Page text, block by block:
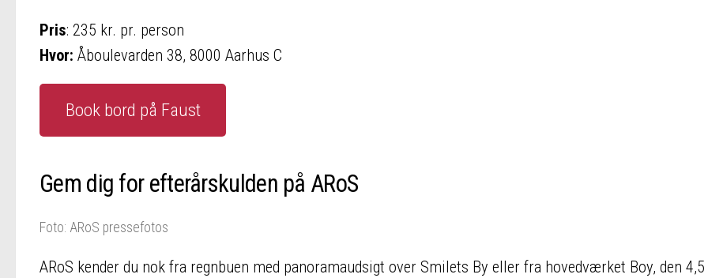
Pris: 235 kr. pr. person
Hvor: Åboulevarden 38, 8000 Aarhus C
Book bord på Faust
Gem dig for efterårskulden på ARoS
Foto: ARoS pressefotos
ARoS kender du nok fra regnbuen med panoramaudsigt over Smilets By eller fra hovedværket Boy, den